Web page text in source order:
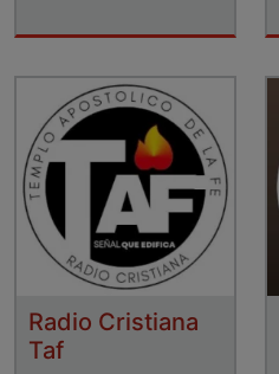
Radio Cristiana
Taf